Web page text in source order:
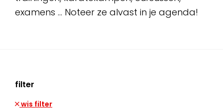
examens … Noteer ze alvast in je agenda!
filter
wis filter